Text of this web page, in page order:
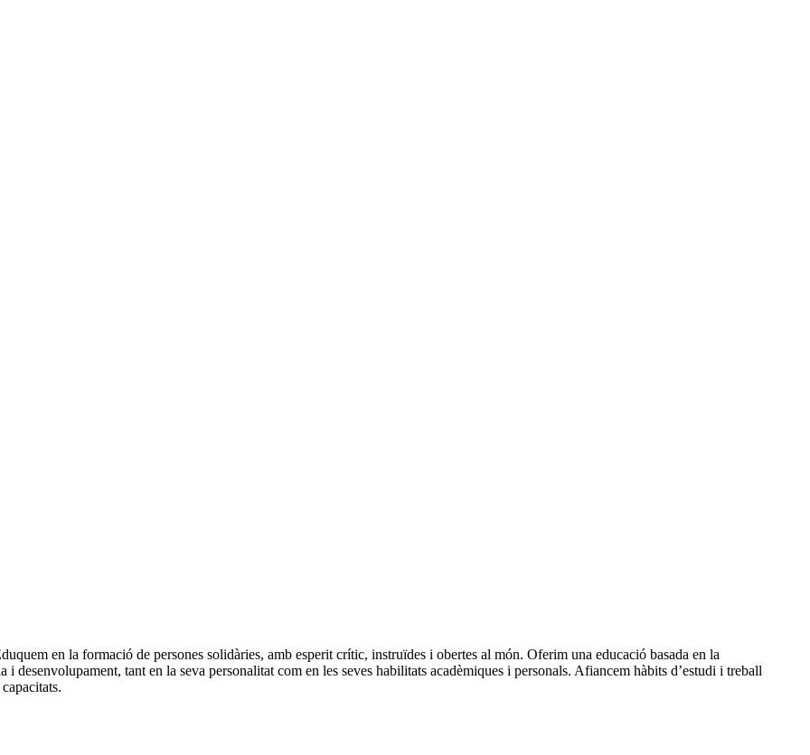
en la formació de persones solidàries, amb esperit crític, instruïdes i obertes al món. Oferim una educació basada en la
desenvolupament, tant en la seva personalitat com en les seves habilitats acadèmiques i personals. Afiancem hàbits d’estudi i treball